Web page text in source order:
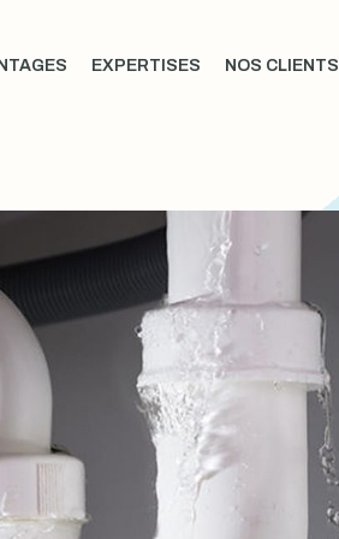
EXPERTISES NOS CLIENTS